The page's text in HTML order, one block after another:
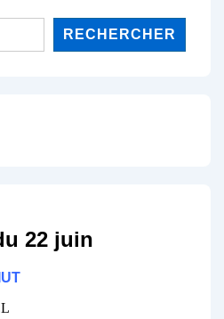
RECHERCHER